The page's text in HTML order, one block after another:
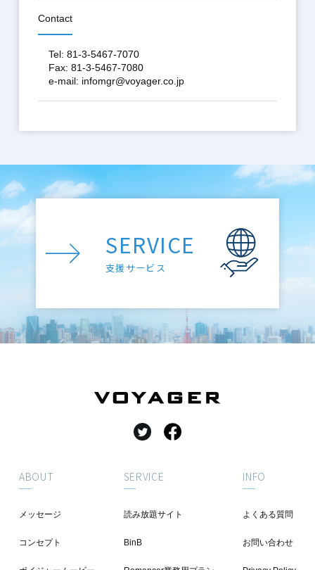
Contact
Tel: 81-3-5467-7070
Fax: 81-3-5467-7080
e-mail: infomgr@voyager.co.jp
SERVICE
支援サービス
ABOUT
メッセージ
コンセプト
SERVICE
読み放題サイト
BinB
INFO
よくある質問
お問い合わせ